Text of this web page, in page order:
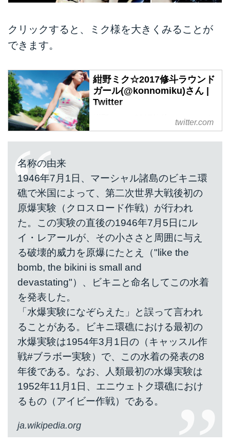
クリックすると、ミク様を大きくみることが
できます。
紺野ミク☆2017修斗ラウンド
ガール(@konnomiku)さん |
Twitter
紺野ミク☆2017修斗ラウンドガ
ール (@konnomiku)さんの最新ツ
イート。Konno Miku /女優.アート
h.Korean
twitter.com
名称の由来
1946年7月1日、マーシャル諸島のビキニ環
礁で米国によって、第二次世界大戦後初の
原爆実験（クロスロード作戦）が行われ
た。この実験の直後の1946年7月5日にル
イ・レアールが、その小ささと周囲に与え
る破壊的威力を原爆にたとえ（"like the
bomb, the bikini is small and
devastating"）、ビキニと命名してこの水着
を発表した。
「水爆実験になぞらえた」と誤って言われ
ることがある。ビキニ環礁における最初の
水爆実験は1954年3月1日の（キャッスル作
戦#ブラボー実験）で、この水着の発表の8
年後である。なお、人類最初の水爆実験は
1952年11月1日、エニウェトク環礁におけ
るもの（アイビー作戦）である。
ja.wikipedia.org